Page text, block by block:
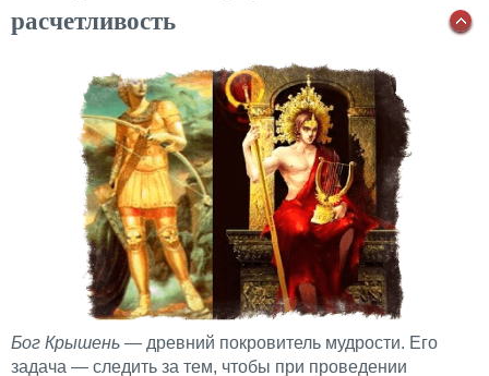
расчетливость
Бог Крышень — древний покровитель мудрости. Его
задача — следить за тем, чтобы при проведении